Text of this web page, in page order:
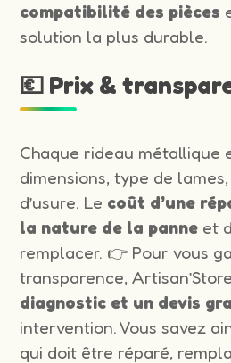
compatibilité des pièces
solution la plus durable.
💶 Prix &
Chaque rideau métallique
dimensions, type de
d’usure. Le coût d’une
la nature de la panne et
remplacer. 👉 Pour vous
transparence,
diagnostic et un devis
intervention. Vous savez
qui doit être réparé,